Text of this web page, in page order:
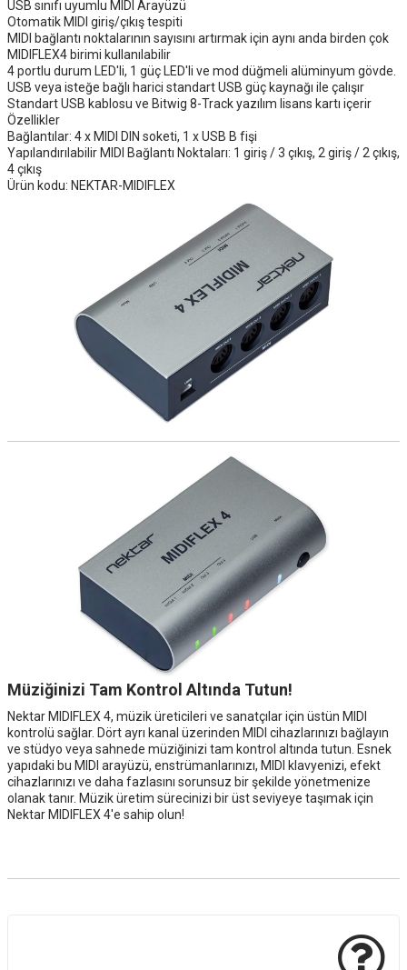
USB sınıfı uyumlu MIDI Arayüzü
Otomatik MIDI giriş/çıkış tespiti
MIDI bağlantı noktalarının sayısını artırmak için aynı anda birden çok
MIDIFLEX4 birimi kullanılabilir
4 portlu durum LED'li, 1 güç LED'li ve mod düğmeli alüminyum gövde.
USB veya isteğe bağlı harici standart USB güç kaynağı ile çalışır
Standart USB kablosu ve Bitwig 8-Track yazılım lisans kartı içerir
Özellikler
Bağlantılar: 4 x MIDI DIN soketi, 1 x USB B fişi
Yapılandırılabilir MIDI Bağlantı Noktaları: 1 giriş / 3 çıkış, 2 giriş / 2 çıkış,
4 çıkış
Ürün kodu: NEKTAR-MIDIFLEX
Müziğinizi Tam Kontrol Altında Tutun!
Nektar MIDIFLEX 4, müzik üreticileri ve sanatçılar için üstün MIDI
kontrolü sağlar. Dört ayrı kanal üzerinden MIDI cihazlarınızı bağlayın
ve stüdyo veya sahnede müziğinizi tam kontrol altında tutun. Esnek
yapıdaki bu MIDI arayüzü, enstrümanlarınızı, MIDI klavyenizi, efekt
cihazlarınızı ve daha fazlasını sorunsuz bir şekilde yönetmenize
olanak tanır. Müzik üretim sürecinizi bir üst seviyeye taşımak için
Nektar MIDIFLEX 4'e sahip olun!